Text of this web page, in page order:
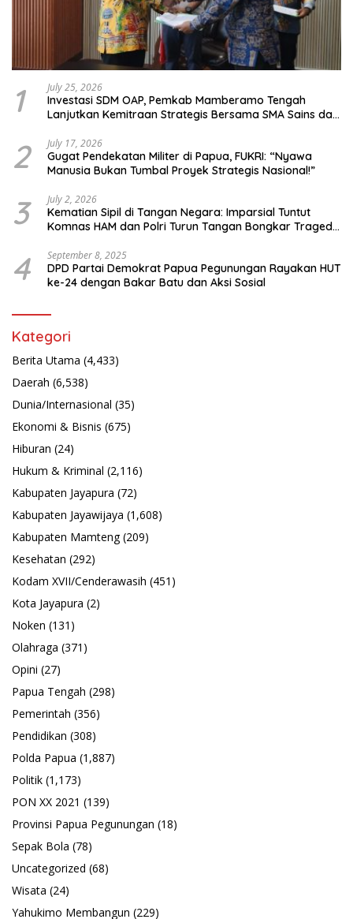
1 July 25, 2026
Investasi SDM OAP, Pemkab Mamberamo Tengah
Lanjutkan Kemitraan Strategis Bersama SMA Sains dan
2 July 17, 2026
Gugat Pendekatan Militer di Papua, FUKRI: “Nyawa
Manusia Bukan Tumbal Proyek Strategis Nasional!”
3 July 2, 2026
Kematian Sipil di Tangan Negara: Imparsial Tuntut
Komnas HAM dan Polri Turun Tangan Bongkar Tragedi
4 September 8, 2025
DPD Partai Demokrat Papua Pegunungan Rayakan HUT
ke-24 dengan Bakar Batu dan Aksi Sosial
Kategori
Berita Utama (4,433)
Daerah (6,538)
Dunia/Internasional (35)
Ekonomi & Bisnis (675)
Hiburan (24)
Hukum & Kriminal (2,116)
Kabupaten Jayapura (72)
Kabupaten Jayawijaya (1,608)
Kabupaten Mamteng(209)
Kesehatan (292)
Kodam XVII/Cenderawasih (451)
Kota Jayapura (2)
Noken (131)
Olahraga (371)
Opini (27)
Papua Tengah (298)
Pemerintah (356)
Pendidikan (308)
Polda Papua (1,887)
Politik (1,173)
PON XX 2021 (139)
Provinsi Papua Pegunungan (18)
Sepak Bola (78)
Uncategorized (68)
Wisata (24)
Yahukimo Membangun (229)